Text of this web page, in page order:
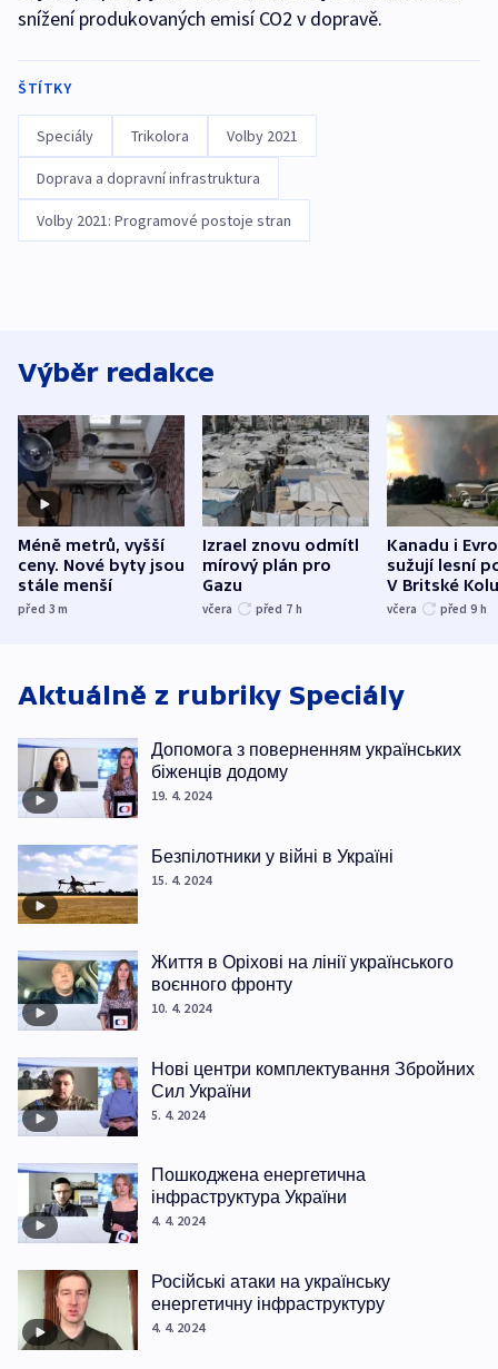
snížení produkovaných emisí CO2 v dopravě.
ŠTÍTKY
Speciály Trikolora Volby 2021
Doprava a dopravní infrastruktura
Volby 2021: Programové postoje stran
Výběr redakce
Méně metrů, vyšší
ceny. Nové byty jsou
stále menší
před 3m
Izrael znovu odmítl
mírový plán pro
Gazu
včera před 7 h
Kanadu i
sužují lesní
V Britské
evakuovali
včera před 9 h
Aktuálně z rubriky Speciály
Допомога з поверненням українських
біженців додому
19. 4. 2024
Безпілотники у війні в Україні
15. 4. 2024
Життя в Оріхові на лінії українського
воєнного фронту
10. 4. 2024
Нові центри комплектування Збройних
Сил України
5. 4. 2024
Пошкоджена енергетична
інфраструктура України
4. 4. 2024
Російські атаки на українську
енергетичну інфраструктуру
4. 4. 2024